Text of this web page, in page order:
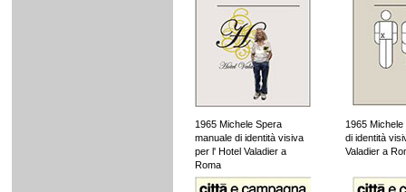
1965 Michele Spera
manuale di identità visiva
per l' Hotel Valadier a
Roma
1965
di identità
Valadier a